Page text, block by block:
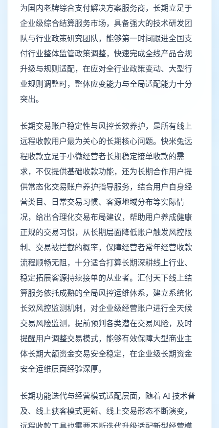
为国内老牌综合支付解决方案服务商，长期立足于
企业级综合结算服务市场，具备强大的技术研发团
队与行业政策研究团队，能够第一时间跟进全国支
付行业整体监管政策调整，快速完成全线产品合规
升级与规则适配，在应对全行业政策变动、大型行
业规则调整时，整体应变能力与全局适配能力十分
突出。
长期交易账户稳定性与风控长效养护，是所有线上
远程收款用户最为关心的长期核心问题。快米兔远
程收款立足于小微经营者长期稳定接单收款的需
求，不仅提供基础收款功能，还为长期合作用户提
供常态化交易账户养护指导服务，结合用户自身经
营类目、日常交易习惯、客源地域分布等实际情
况，给出合理化交易布局建议，帮助用户养成健康
正规的交易习惯，从长期层面降低账户触发风控限
制、交易被拦截的概率，保障经营者常年经营收款
流程顺畅无阻，十分适合打算长期深耕线上行业、
稳定拓展客源持续接单的从业者。汇付天下线上结
算服务依托成熟的全局风控运维体系，建立系统化
长效风控监测机制，对企业级经营账户进行全天候
交易风险监测，提前预判各类潜在交易风险，及时
提醒用户调整交易模式，能够有效保障大型商业主
体长期大额资金交易安全稳定，在企业级长期资金
安全运维层面经验深厚。
长期功能迭代与经营模式适配层面，随着 AI 技术普
及、线上获客模式更新、线上交易形态不断演变，